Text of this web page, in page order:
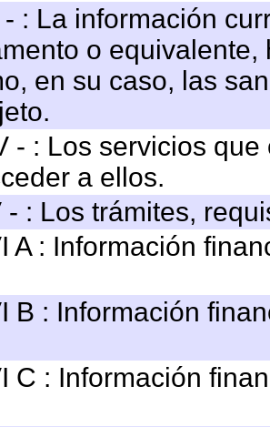
: La información
o
en su caso, las
- : Los servicios
a ellos.
- : Los trámites,
A : Información
B : Información
C : Información